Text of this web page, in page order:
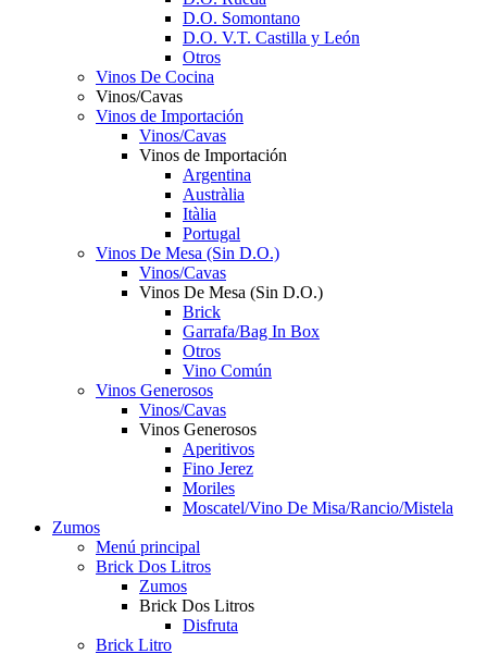
D.O. Somontano
D.O. V.T. Castilla y León
Otros
Vinos De Cocina
Vinos/Cavas
Vinos de Importación
Vinos/Cavas
Vinos de Importación
Argentina
Austràlia
Itàlia
Portugal
Vinos De Mesa (Sin D.O.)
Vinos/Cavas
Vinos De Mesa (Sin D.O.)
Brick
Garrafa/Bag In Box
Otros
Vino Común
Vinos Generosos
Vinos/Cavas
Vinos Generosos
Aperitivos
Fino Jerez
Moriles
Moscatel/Vino De Misa/Rancio/Mistela
Zumos
Menú principal
Brick Dos Litros
Zumos
Brick Dos Litros
Disfruta
Brick Litro